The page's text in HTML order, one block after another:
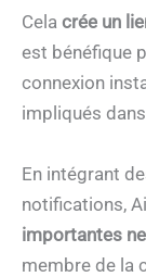
Cela crée un
est bénéfique
connexion
impliqués
En intégrant
notifications,
importantes
membre de la